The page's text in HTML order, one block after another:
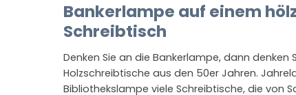
Bankerlampe auf einem
Schreibtisch
Denken Sie an die Bankerlampe, dann denken
Holzschreibtische aus den 50er Jahren.
Bibliothekslampe viele Schreibtische, die von